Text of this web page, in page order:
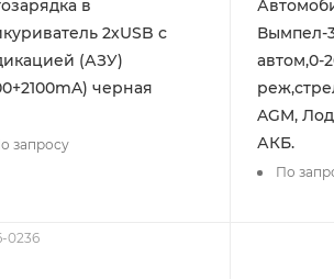
в
2хUSB с
(АЗУ)
черная
запросу
Вымпел-
автом,0-
AGM,
АКБ.
По
0236